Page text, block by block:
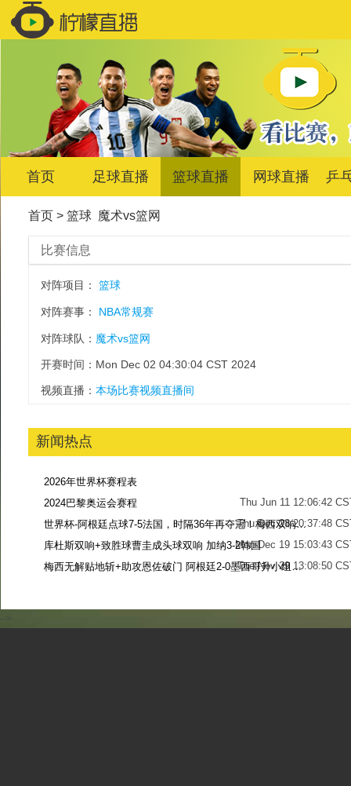
首页 足球直播 篮球直播 网球直播 乒
首页> 篮球 魔术vs篮网
比赛信息
对阵项目： 篮球
对阵赛事： NBA常规赛
对阵球队： 魔术vs篮网
开赛时间：Mon Dec 02 04:30:04 CST 2024
视频直播： 本场比赛视频直播间
新闻热点
2026年世界杯赛程表
Thu Jun 11 12:06:42
2024巴黎奥运会赛程
Thu Dec 28 20:37:48
世界杯-阿根廷点球7-5法国，时隔36年再夺冠！梅西双响姆巴佩戴帽
Mon Dec 19 15:03:43
库杜斯双响+致胜球曹圭成头球双响 加纳3-2韩国
Tue Nov 29 13:08:50
梅西无解贴地斩+助攻恩佐破门 阿根廷2-0墨西哥升小组第二